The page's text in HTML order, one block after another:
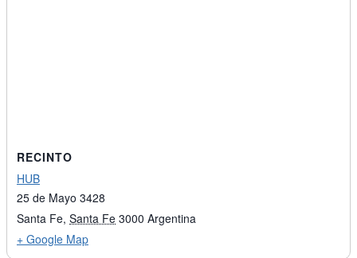
RECINTO
HUB
25 de Mayo 3428
Santa Fe, Santa Fe 3000 Argentina
+ Google Map